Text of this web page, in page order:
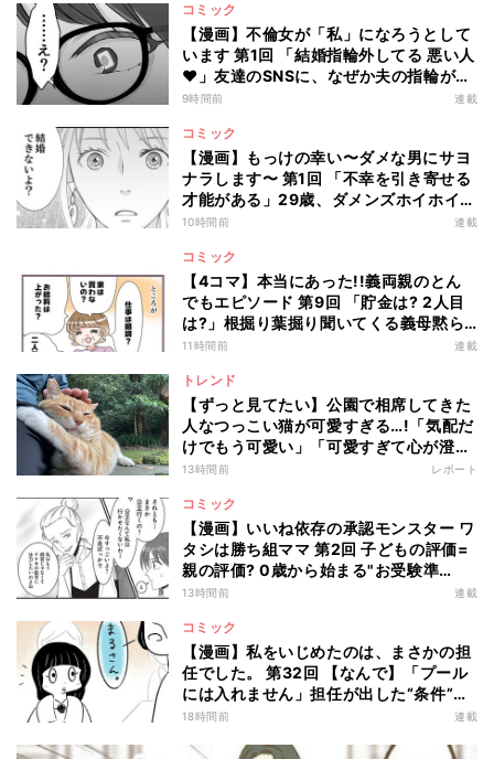
コミック
【漫画】不倫女が「私」になろうとして
います 第1回 「結婚指輪外してる 悪い人
♥」友達のSNSに、なぜか夫の指輪が…
9時間前 連載
コミック
【漫画】もっけの幸い〜ダメな男にサヨ
ナラします〜 第1回 「不幸を引き寄せる
才能がある」29歳、ダメンズホイホイを
卒業した私のはずが…
10時間前 連載
コミック
【4コマ】本当にあった!!義両親のとん
でもエピソード 第9回 「貯金は? 2人目
は?」根掘り葉掘り聞いてくる義母黙ら
せた一言
11時間前 連載
トレンド
【ずっと見てたい】公園で相席してきた
人なつっこい猫が可愛すぎる…!「気配だ
けでもう可愛い」「可愛すぎて心が澄ん
でいく」と110万回再生
13時間前 レポート
コミック
【漫画】いいね依存の承認モンスター ワ
タシは勝ち組ママ 第2回 子どもの評価=
親の評価? 0歳から始まる"お受験準
備"とは…
13時間前 連載
コミック
【漫画】私をいじめたのは、まさかの担
任でした。 第32回 【なんで】「プール
には入れません」担任が出した“条件”と
は?
18時間前 連載